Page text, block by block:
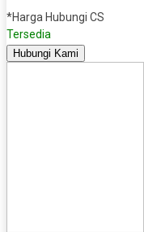
*Harga Hubungi CS
Tersedia
Hubungi Kami